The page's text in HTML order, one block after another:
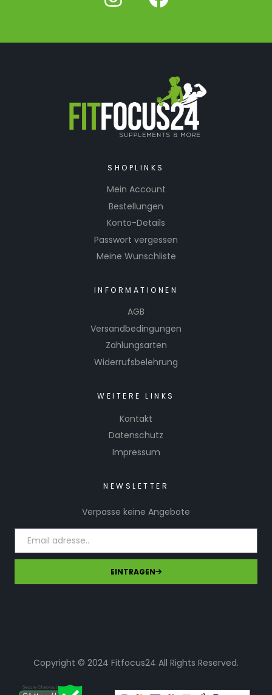
SHOPLINKS
Mein Account
Bestellungen
Konto-Details
Passwort vergessen
Meine Wunschliste
INFORMATIONEN
AGB
Versandbedingungen
Zahlungsarten
Widerrufsbelehrung
WEITERE LINKS
Kontakt
Datenschutz
Impressum
NEWSLETTER
Verpasse keine Angebote
EINTRAGEN
Copyright © 2024 Fitfocus24 All Rights Reserved.